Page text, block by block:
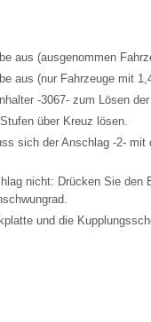
aus (ausgenommen
aus (nur Fahrzeuge mit
-3067- zum Lösen
über Kreuz lösen.
sich der Anschlag -2- mit
nicht: Drücken Sie den
und die